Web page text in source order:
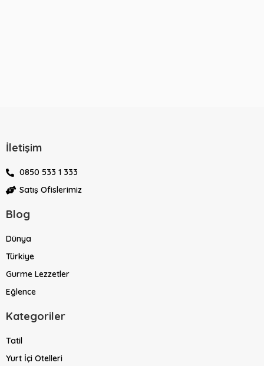
İletişim
0850 533 1 333
Satış Ofislerimiz
Blog
Dünya
Türkiye
Gurme Lezzetler
Eğlence
Kategoriler
Tatil
Yurt İçi Otelleri